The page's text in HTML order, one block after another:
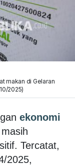
makan di Gelaran
2025)
ekonomi
Tercatat,
2025,